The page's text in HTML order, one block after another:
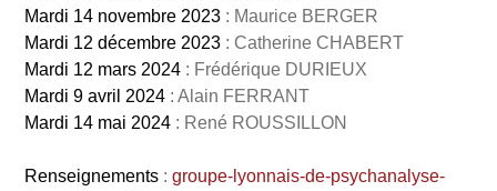
Mardi 14 novembre 2023 : Maurice BERGER
Mardi 12 décembre 2023 : Catherine CHABERT
Mardi 12 mars 2024 : Frédérique DURIEUX
Mardi 9 avril 2024 : Alain FERRANT
Mardi 14 mai 2024 : René ROUSSILLON
Renseignements : groupe-lyonnais-de-psychanalyse-